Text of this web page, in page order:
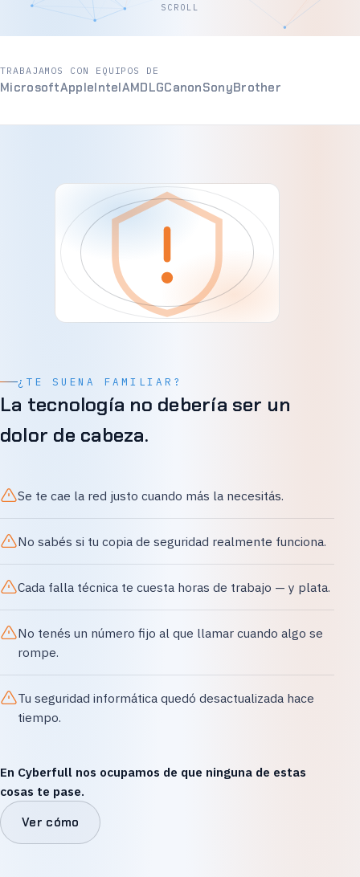
SCROLL
TRABAJAMOS CON EQUIPOS DE
MicrosoftAppleIntelAMDLGCanonSonyBrother
¿TE SUENA FAMILIAR?
La tecnología no debería ser un
dolor de cabeza.
Se te cae la red justo cuando más la necesitás.
No sabés si tu copia de seguridad realmente funciona.
Cada falla técnica te cuesta horas de trabajo — y plata.
No tenés un número fijo al que llamar cuando algo se
rompe.
Tu seguridad informática quedó desactualizada hace
tiempo.
En Cyberfull nos ocupamos de que ninguna de estas
cosas te pase.
Ver cómo